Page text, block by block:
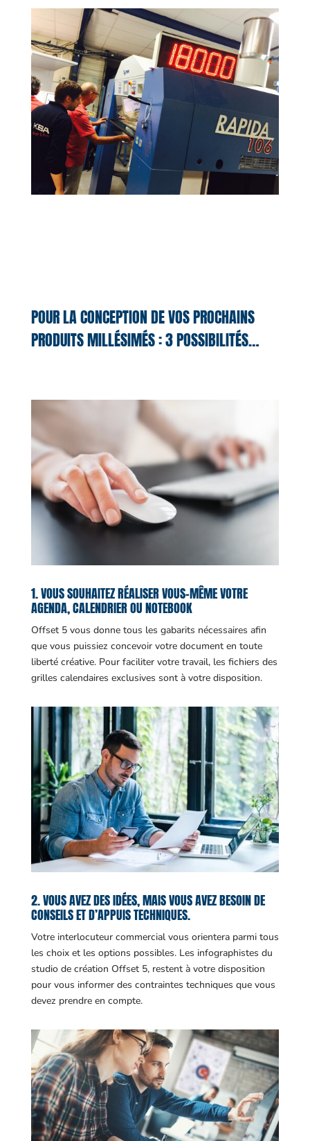
POUR LA CONCEPTION DE VOS PROCHAINS
PRODUITS MILLÉSIMÉS : 3 POSSIBILITÉS…
1. VOUS SOUHAITEZ RÉALISER VOUS-MÊME VOTRE
AGENDA, CALENDRIER OU NOTEBOOK
Offset 5 vous donne tous les gabarits nécessaires afin
que vous puissiez concevoir votre document en toute
liberté créative. Pour faciliter votre travail, les fichiers des
grilles calendaires exclusives sont à votre disposition.
2. VOUS AVEZ DES IDÉES, MAIS VOUS AVEZ BESOIN DE
CONSEILS ET D’APPUIS TECHNIQUES.
Votre interlocuteur commercial vous orientera parmi tous
les choix et les options possibles. Les infographistes du
studio de création Offset 5, restent à votre disposition
pour vous informer des contraintes techniques que vous
devez prendre en compte.